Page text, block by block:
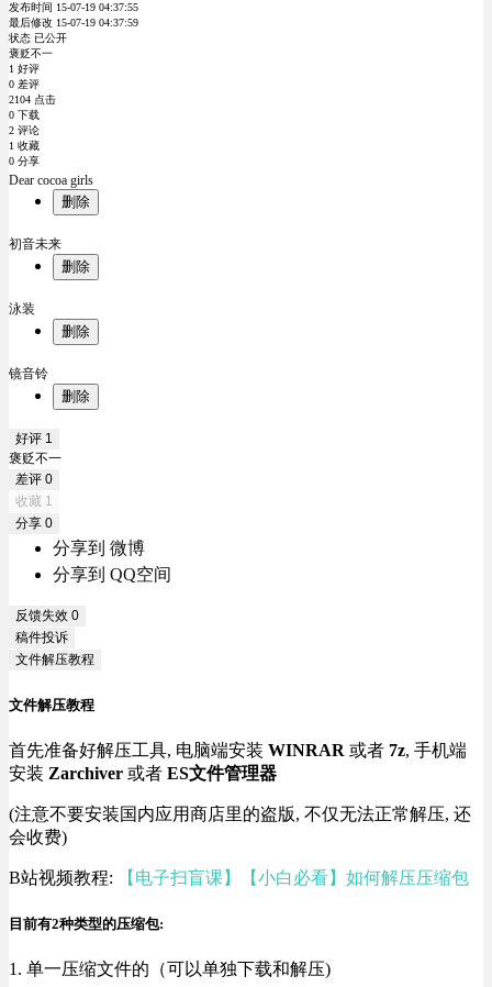
发布时间 15-07-19 04:37:55
最后修改 15-07-19 04:37:59
状态 已公开
褒贬不一
1 好评
0 差评
2104 点击
0 下载
2 评论
1 收藏
0 分享
Dear cocoa girls
删除
初音未来
删除
泳装
删除
镜音铃
删除
好评 1
褒贬不一
差评 0
收藏 1
分享 0
分享到 微博
分享到 QQ空间
反馈失效 0
稿件投诉
文件解压教程
文件解压教程
首先准备好解压工具, 电脑端安装 WINRAR 或者 7z, 手机端
安装 Zarchiver 或者 ES文件管理器
(注意不要安装国内应用商店里的盗版, 不仅无法正常解压, 还
会收费)
B站视频教程: 【电子扫盲课】【小白必看】如何解压压缩包
目前有2种类型的压缩包:
1. 单一压缩文件的（可以单独下载和解压)